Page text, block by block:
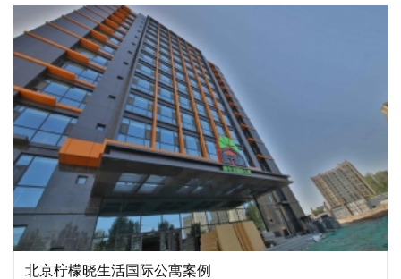
有限公司。
北京柠檬晓生活国际公寓案例